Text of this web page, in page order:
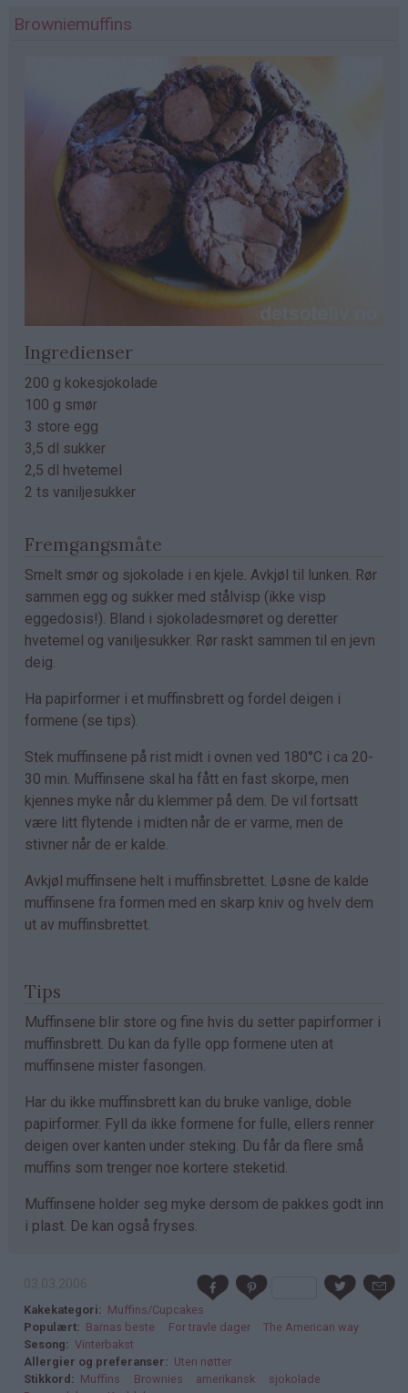
Browniemuffins
Ingredienser
200 g kokesjokolade
100 g smør
3 store egg
3,5 dl sukker
2,5 dl hvetemel
2 ts vaniljesukker
Fremgangsmåte
Smelt smør og sjokolade i en kjele. Avkjøl til lunken. Rør
sammen egg og sukker med stålvisp (ikke visp
eggedosis!). Bland i sjokoladesmøret og deretter
hvetemel og vaniljesukker. Rør raskt sammen til en jevn
deig.
Ha papirformer i et muffinsbrett og fordel deigen i
formene (se tips).
Stek muffinsene på rist midt i ovnen ved 180°C i ca 20-
30 min. Muffinsene skal ha fått en fast skorpe, men
kjennes myke når du klemmer på dem. De vil fortsatt
være litt flytende i midten når de er varme, men de
stivner når de er kalde.
Avkjøl muffinsene helt i muffinsbrettet. Løsne de kalde
muffinsene fra formen med en skarp kniv og hvelv dem
ut av muffinsbrettet.
Tips
Muffinsene blir store og fine hvis du setter papirformer i
muffinsbrett. Du kan da fylle opp formene uten at
muffinsene mister fasongen.
Har du ikke muffinsbrett kan du bruke vanlige, doble
papirformer. Fyll da ikke formene for fulle, ellers renner
deigen over kanten under steking. Du får da flere små
muffins som trenger noe kortere steketid.
Muffinsene holder seg myke dersom de pakkes godt inn
i plast. De kan også fryses.
Kakekategori
Muffins/Cupcakes
Populært
Barnas beste For travle dager
The American way
Sesong
Vinterbakst
Allergier og preferanser
Uten nøtter
Stikkord
Muffins Brownies amerikansk
sjokolade